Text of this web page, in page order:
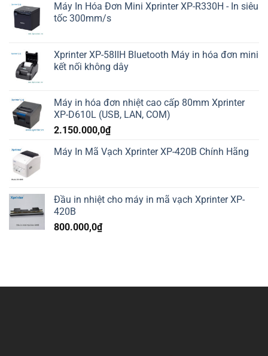
Máy In Hóa Đơn Mini Xprinter XP-R330H - In siêu
tốc 300mm/s
Xprinter XP-58IIH Bluetooth Máy in hóa đơn mini
kết nối không dây
Máy in hóa đơn nhiệt cao cấp 80mm Xprinter
XP-D610L (USB, LAN, COM)
2.150.000,0₫
Máy In Mã Vạch Xprinter XP-420B Chính Hãng
Đầu in nhiệt cho máy in mã vạch Xprinter XP-
420B
800.000,0₫